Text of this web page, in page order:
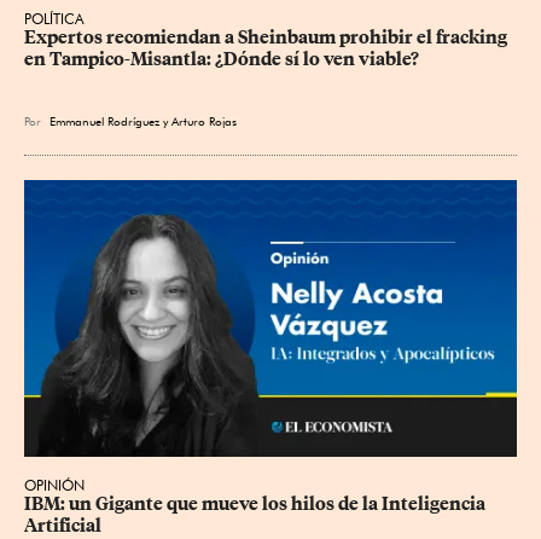
POLÍTICA
Expertos recomiendan a Sheinbaum prohibir el fracking
en Tampico-Misantla: ¿Dónde sí lo ven viable?
Por Emmanuel Rodríguez yArturo Rojas
OPINIÓN
IBM: un Gigante que mueve los hilos de la Inteligencia
Artificial